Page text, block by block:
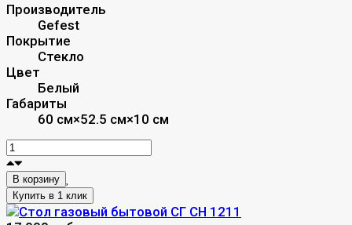
Производитель
Gefest
Покрытие
Стекло
Цвет
Белый
Габариты
60 см×52.5 см×10 см
В корзину